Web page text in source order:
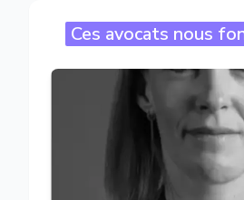
Ces avocats nous